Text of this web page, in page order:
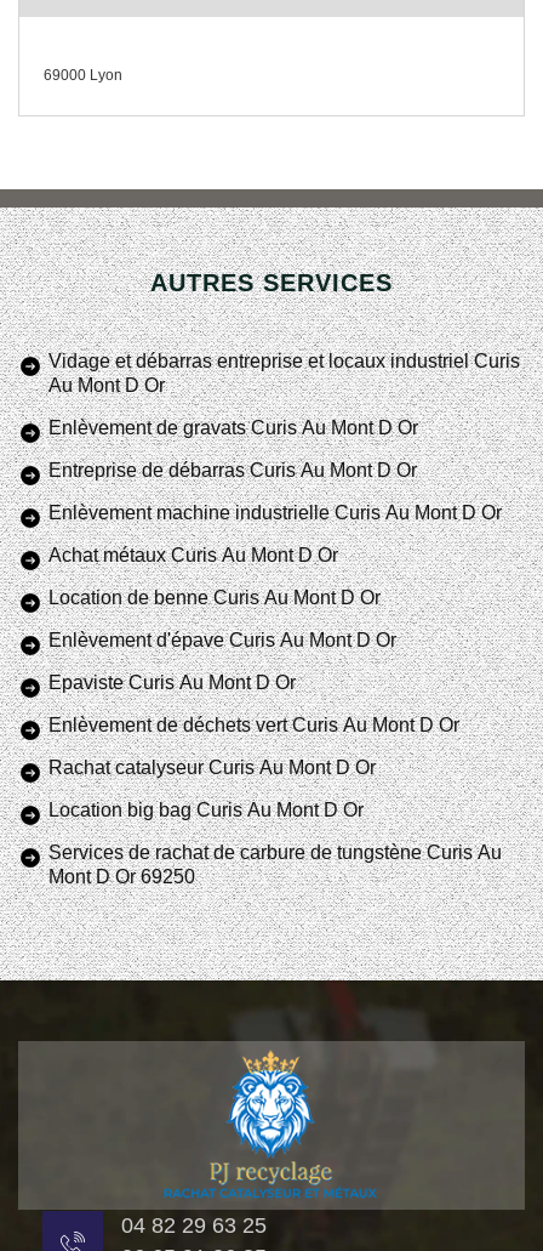
69000 Lyon
AUTRES SERVICES
Vidage et débarras entreprise et locaux industriel Curis
Au Mont D Or
Enlèvement de gravats Curis Au Mont D Or
Entreprise de débarras Curis Au Mont D Or
Enlèvement machine industrielle Curis Au Mont D Or
Achat métaux Curis Au Mont D Or
Location de benne Curis Au Mont D Or
Enlèvement d'épave Curis Au Mont D Or
Epaviste Curis Au Mont D Or
Enlèvement de déchets vert Curis Au Mont D Or
Rachat catalyseur Curis Au Mont D Or
Location big bag Curis Au Mont D Or
Services de rachat de carbure de tungstène Curis Au
Mont D Or 69250
04 82 29 63 25